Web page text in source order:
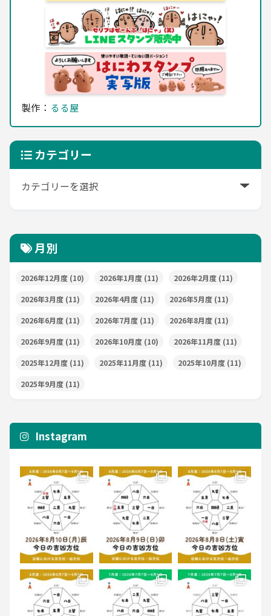
製作： るる屋
カテゴリー
月別
2026年12月度 (10) 2026年1月度 (11) 2026年2月度 (11)
2026年3月度 (11) 2026年4月度 (11) 2026年5月度 (11)
2026年6月度 (11) 2026年7月度 (11) 2026年8月度 (11)
2026年9月度 (11) 2026年10月度 (10) 2026年11月度 (11)
2025年12月度 (11) 2025年11月度 (11) 2025年10月度 (11)
2025年9月度 (11)
Instagram